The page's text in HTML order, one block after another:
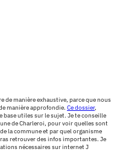
de manière exhaustive, parce que nous
manière approfondie. Ce dossier,
utiles sur le sujet. Je te conseille
de Charleroi, pour voir quelles sont
la commune et par quel organisme
retrouver des infos importantes. Je
nécessaires sur internet J